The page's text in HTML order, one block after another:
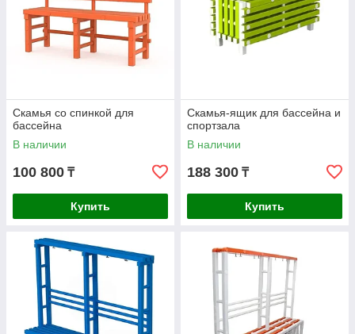
Скамья со спинкой для
бассейна
В наличии
100 800 ₸
Купить
Скамья-ящик для бассейна и
спортзала
В наличии
188 300 ₸
Купить